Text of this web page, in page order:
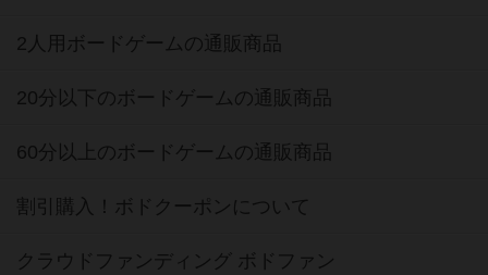
2人用ボードゲームの通販商品
20分以下のボードゲームの通販商品
60分以上のボードゲームの通販商品
割引購入！ボドクーポンについて
クラウドファンディング ボドファン